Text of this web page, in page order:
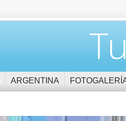
ARGENTINA